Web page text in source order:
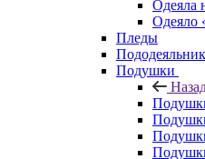
Одеяла
Одеяло
Пледы
Подушки